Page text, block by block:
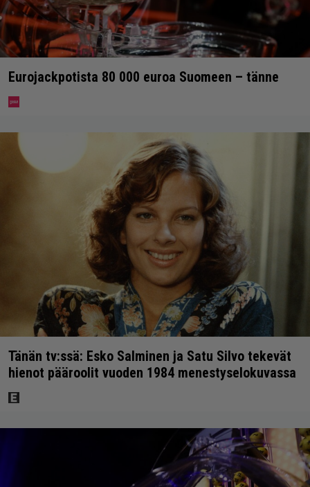
Eurojackpotista 80 000 euroa Suomeen – tänne
Tänän tv:ssä: Esko Salminen ja Satu Silvo tekevät
hienot pääroolit vuoden 1984 menestyselokuvassa